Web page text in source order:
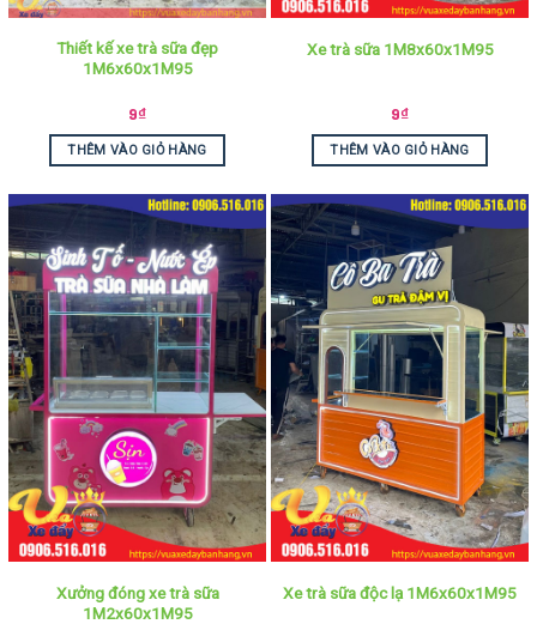
Thiết kế xe trà sữa đẹp
1M6x60x1M95
9₫
THÊM VÀO GIỎ HÀNG
Xe trà sữa 1M8x60x1M95
9₫
THÊM VÀO GIỎ HÀNG
Xưởng đóng xe trà sữa
1M2x60x1M95
Xe trà sữa độc lạ 1M6x60x1M95